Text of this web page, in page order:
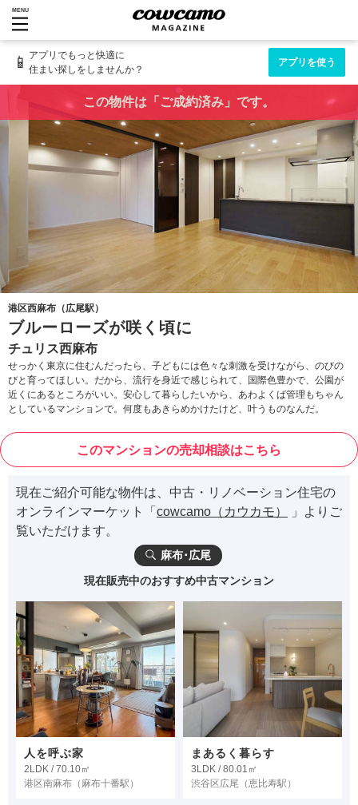
MENU
📱 アプリでもっと快適に
住まい探しをしませんか？
アプリを使う
この物件は「ご成約済み」です。
港区西麻布（広尾駅）
ブルーローズが咲く頃に
チュリス西麻布
せっかく東京に住むんだったら、子どもには色々な刺激を受けながら、のびの
びと育ってほしい。だから、流行を身近で感じられて、国際色豊かで、公園が
近くにあるところがいい。安心して暮らしたいから、あわよくば管理もちゃん
としているマンションで。何度もあきらめかけたけど、叶うものなんだ。
このマンションの売却相談はこちら
現在ご紹介可能な物件は、中古・リノベーション住宅の
オンラインマーケット「 cowcamo（カウカモ）
」よりご
覧いただけます。
麻布･広尾
現在販売中のおすすめ中古マンション
人を呼ぶ家
2LDK / 70.10㎡
港区南麻布 （麻布十番駅）
まあるく暮らす
3LDK / 80.01㎡
渋谷区広尾 （恵比寿駅）